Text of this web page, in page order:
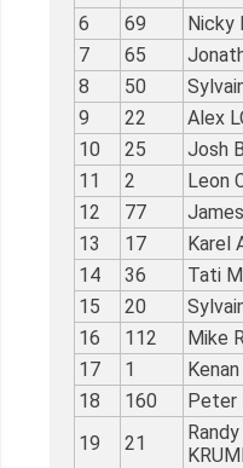
6
69 Nicky
7
65
8
50
9
22 Alex
10
25 Josh
11
2 Leon
12
77
13
17 Karel
14
36 Tati
15
20
16
112 Mike
17
1 Kenan
18
160 Peter
19
21
Randy